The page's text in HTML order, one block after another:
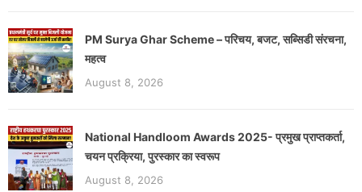
PM Surya Ghar Scheme – परिचय, बजट, सब्सिडी संरचना,
महत्व
August 8, 2026
National Handloom Awards 2025- प्रमुख प्राप्तकर्ता,
चयन प्रक्रिया, पुरस्कार का स्वरूप
August 8, 2026